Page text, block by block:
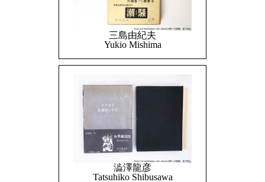
三島由紀夫
Yukio Mishima
澁澤龍彦
Tatsuhiko Shibusawa